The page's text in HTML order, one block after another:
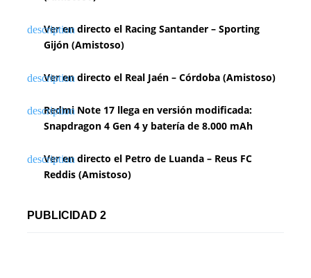
Ver en directo el Racing Santander – Sporting
Gijón (Amistoso)
Ver en directo el Real Jaén – Córdoba (Amistoso)
Redmi Note 17 llega en versión modificada:
Snapdragon 4 Gen 4 y batería de 8.000 mAh
Ver en directo el Petro de Luanda – Reus FC
Reddis (Amistoso)
PUBLICIDAD 2